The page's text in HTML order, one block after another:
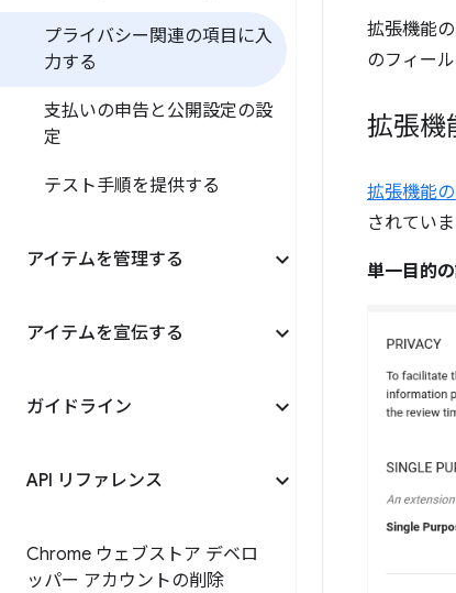
プライバシー関連の項目に入
力する
支払いの申告と公開設定の設
定
テスト手順を提供する
アイテムを管理する
アイテムを宣伝する
ガイドライン
API リファレンス
Chrome ウェブストア デベロ
ッパー アカウントの削除
拡張機能
のフィー
拡張機
拡張機能
されてい
単一目的